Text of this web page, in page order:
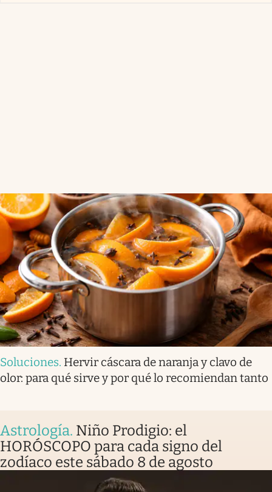
Soluciones. Hervir cáscara de naranja y clavo de
olor: para qué sirve y por qué lo recomiendan tanto
Astrología. Niño Prodigio: el
HORÓSCOPO para cada signo del
zodíaco este sábado 8 de agosto